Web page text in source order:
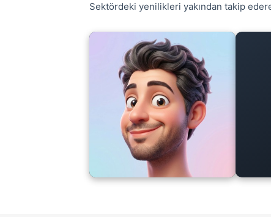
Sektördeki yenilikleri yakından takip